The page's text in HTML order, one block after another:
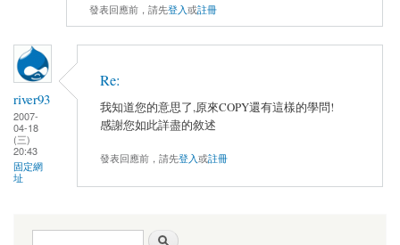
發表回應前，請先登入或註冊
river93
2007-
04-18
(三)
20:43
固定網
址
Re:
我知道您的意思了,原來COPY還有這樣的學問!
感謝您如此詳盡的敘述
發表回應前，請先登入或註冊
搜尋表單